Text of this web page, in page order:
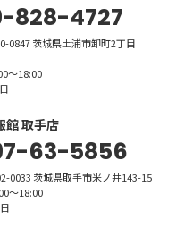
828-4727
0847 茨城県土浦市卸町2丁目
～18:00
館 取手店
63-5856
0033 茨城県取手市米ノ井143-15
～18:00